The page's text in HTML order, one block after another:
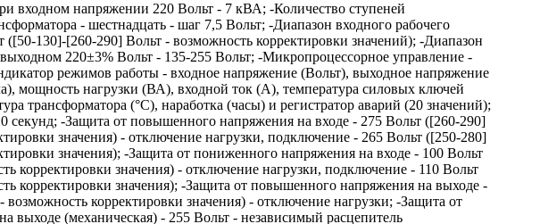
входном напряжении 220 Вольт - 7 кВА; -Количество ступеней
- шестнадцать - шаг 7,5 Вольт; -Диапазон входного рабочего
([50-130]-[260-290] Вольт - возможность корректировки значений); -Диапазон
220±3% Вольт - 135-255 Вольт; -Микропроцессорное управление -
режимов работы - входное напряжение (Вольт), выходное напряжение
мощность нагрузки (ВА), входной ток (А), температура силовых ключей
трансформатора (°C), наработка (часы) и регистратор аварий (20 значений);
секунд; -Защита от повышенного напряжения на входе - 275 Вольт ([260-290]
значения) - отключение нагрузки, подключение - 265 Вольт ([250-280]
значения); -Защита от пониженного напряжения на входе - 100 Вольт
корректировки значения) - отключение нагрузки, подключение - 110 Вольт
корректировки значения); -Защита от повышенного напряжения на выходе -
корректировки значения) - отключение нагрузки; -Защита от
выходе (механическая) - 255 Вольт - независимый расцепитель